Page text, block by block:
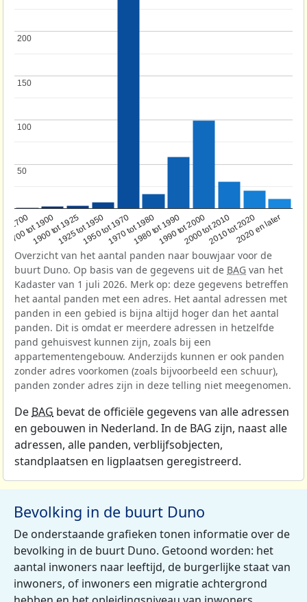
1700
1700 tot 1900
1900 tot 19251925 tot 19501950 tot 19701970 tot 19801980 tot 19901990 tot 20002000 tot 20102010 tot 20202020 en later
50
50
100
100
150
150
200
200
Overzicht van het aantal panden naar bouwjaar voor de
buurt Duno. Op basis van de gegevens uit de BAG van het
Kadaster van 1 juli 2026. Merk op: deze gegevens betreffen
het aantal panden met een adres. Het aantal adressen met
panden in een gebied is bijna altijd hoger dan het aantal
panden. Dit is omdat er meerdere adressen in hetzelfde
pand gehuisvest kunnen zijn, zoals bij een
appartementengebouw. Anderzijds kunnen er ook panden
zonder adres voorkomen (zoals bijvoorbeeld een schuur),
panden zonder adres zijn in deze telling niet meegenomen.
De BAG bevat de officiële gegevens van alle adressen
en gebouwen in Nederland. In de BAG zijn, naast alle
adressen, alle panden, verblijfsobjecten,
standplaatsen en ligplaatsen geregistreerd.
Bevolking in de buurt Duno
De onderstaande grafieken tonen informatie over de
bevolking in de buurt Duno. Getoond worden: het
aantal inwoners naar leeftijd, de burgerlijke staat van
inwoners, of inwoners een migratie achtergrond